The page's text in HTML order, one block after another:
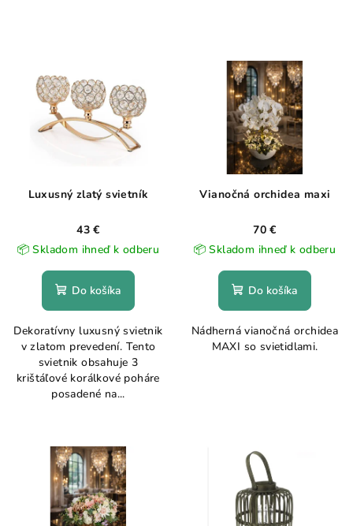
Luxusný zlatý svietník
43 €
📦 Skladom ihneď k odberu
Do košíka
Dekoratívny luxusný svietnik
v zlatom prevedení. Tento
svietnik obsahuje 3
krištáľové korálkové poháre
posadené na...
Vianočná orchidea maxi
70 €
📦 Skladom ihneď k odberu
Do košíka
Nádherná vianočná orchidea
MAXI so svietidlami.